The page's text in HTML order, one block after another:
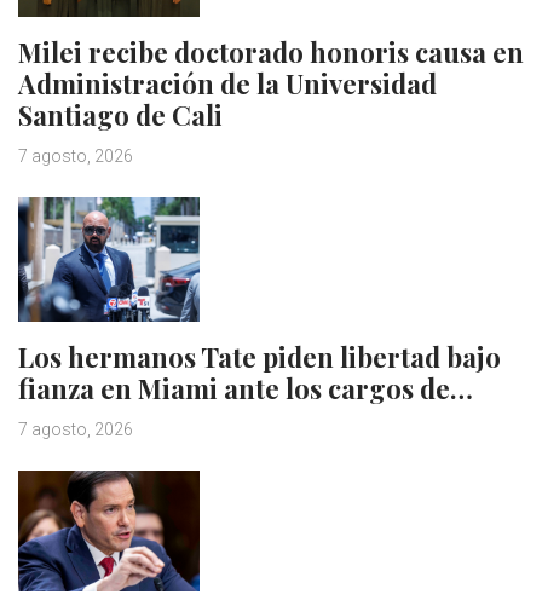
Milei recibe doctorado honoris causa en
Administración de la Universidad
Santiago de Cali
7 agosto, 2026
Los hermanos Tate piden libertad bajo
fianza en Miami ante los cargos de…
7 agosto, 2026